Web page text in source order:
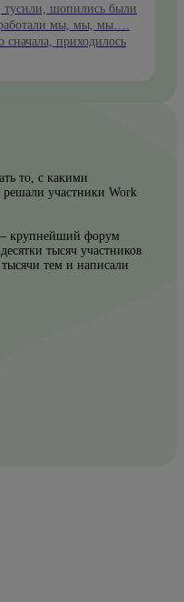
тусили, шопились были
мы, мы, мы….
приходилось
то, с какими
решали участники Work
крупнейший форум
тысяч участников
тем и написали